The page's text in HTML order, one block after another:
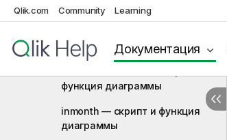
Qlik.com Community Learning
Документация
функция диаграммы
функция диаграммы
функция диаграммы
inmonth — скрипт и функция
диаграммы